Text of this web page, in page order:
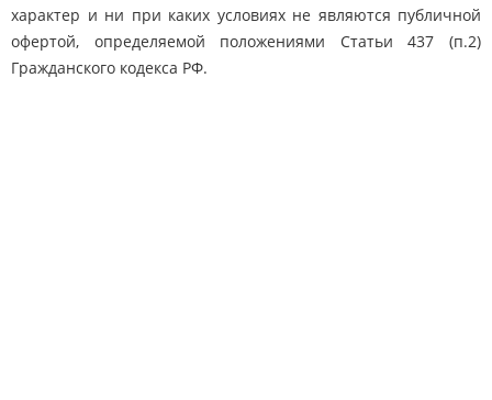
характер и ни при каких условиях не являются публичной
офертой, определяемой положениями Статьи 437 (п.2)
Гражданского кодекса РФ.